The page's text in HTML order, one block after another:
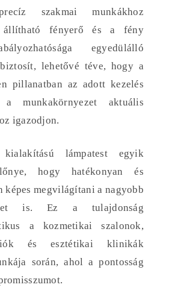
szakmai munkákhoz
állítható fényerő és a fény
egyedülálló
lehetővé téve, hogy a
pillanatban az adott kezelés
munkakörnyezet aktuális
igazodjon.
lámpatest egyik
hogy hatékonyan és
képes megvilágítani a nagyobb
is. Ez a tulajdonság
a kozmetikai szalonok,
és esztétikai klinikák
során, ahol a pontosság